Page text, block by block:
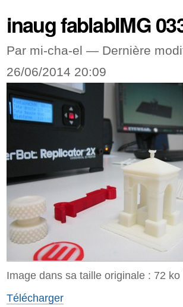
inaug fablabIMG
Par mi-cha-el — Dernière
26/06/2014 20:09
Image dans sa taille originale : 72 ko
Télécharger